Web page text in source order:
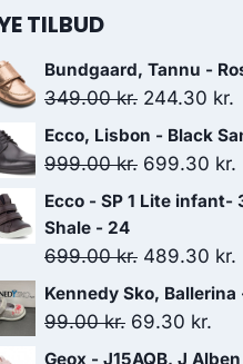
TILBUD
Bundgaard, Tannu -
349.00kr. Den
oprindelige
pris
244.30 kr.
Ecco, Lisbon - Black
999.00kr. Den
oprindelige
var:
999.00 kr..
699.30 kr.
Ecco - SP 1 Lite
Shale - 24
699.00kr. Den
oprindelige
pris
489.30 kr.
Kennedy Sko, Ballerina
99.00kr. Den
oprindelige
69.30 kr.
Geox - J15AQB, J